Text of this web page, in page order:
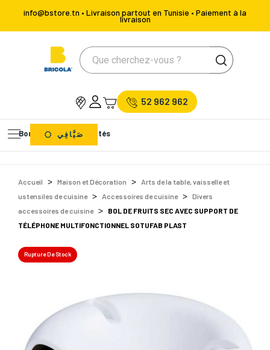
info@bstore.tn • Livraison partout en Tunisie • Paiement à la
livraison
52 962 962
Bons Plans Nouveautés
صَيَّافِي
Accueil Maison et Décoration
Arts de la table, vaisselle et
ustensiles de cuisine
Accessoires de cuisine
Divers
accessoires de cuisine
BOL DE FRUITS SEC AVEC SUPPORT DE
TÉLÉPHONE MULTIFONCTIONNEL SOTUFAB PLAST
Rupture De Stock